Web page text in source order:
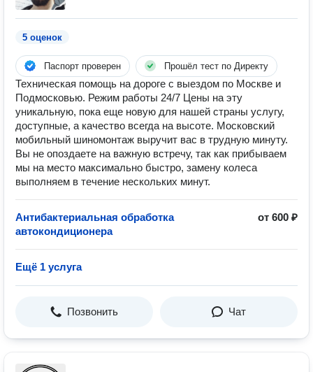
5 оценок
Паспорт проверен Прошёл тест по Директу
Техническая помощь на дороге с выездом по Москве и
Подмосковью. Режим работы 24/7 Цены на эту
уникальную, пока еще новую для нашей страны услугу,
доступные, а качество всегда на высоте. Московский
мобильный шиномонтаж выручит вас в трудную минуту.
Вы не опоздаете на важную встречу, так как прибываем
мы на место максимально быстро, замену колеса
выполняем в течение нескольких минут.
Антибактериальная обработка
автокондиционера
от 600 ₽
Ещё 1 услуга
Позвонить Чат